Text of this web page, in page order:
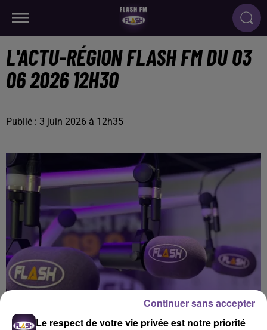
L'ACTU-RÉGION FLASH FM DU 03
06 2026 12H30
Publié : 3 juin 2026 à 12h35
Le respect de votre vie privée est notre priorité
Continuer sans accepter